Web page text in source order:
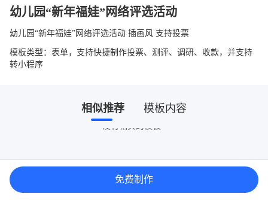
幼儿园“新年福娃”网络评选活动
幼儿园“新年福娃”网络评选活动 插画风 支持投票
模板类型：表单，支持快捷制作投票、测评、调研、收款，并支持
转小程序
相似推荐 模板内容
没有相关的模板~
免费制作